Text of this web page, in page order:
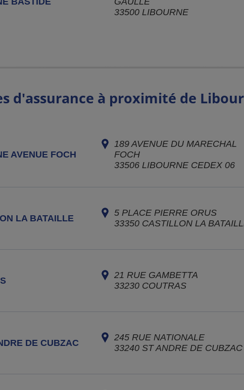
33500 LIBOURNE
d'assurance à proximité de
AVENUE FOCH
189 AVENUE DU MARECHAL
FOCH
33506 LIBOURNE CEDEX 06
LA BATAILLE
5 PLACE PIERRE ORUS
33350 CASTILLON LA
21 RUE GAMBETTA
33230 COUTRAS
DE CUBZAC
245 RUE NATIONALE
33240 ST ANDRE DE CUBZAC